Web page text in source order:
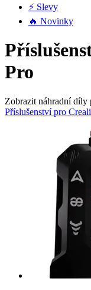
⚡ Slevy
🔥 Novinky
Pro
Zobrazit náhradní díly
Příslušenství pro